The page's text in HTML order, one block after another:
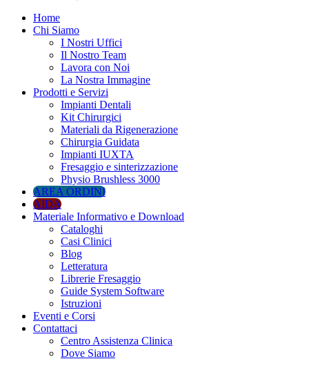
Home
Chi Siamo
I Nostri Uffici
Il Nostro Team
Lavora con Noi
La Nostra Immagine
Prodotti e Servizi
Impianti Dentali
Kit Chirurgici
Materiali da Rigenerazione
Chirurgia Guidata
Impianti IUXTA
Fresaggio e sinterizzazione
Physio Brushless 3000
AREA ORDINI
AIDA
Materiale Informativo e Download
Cataloghi
Casi Clinici
Blog
Letteratura
Librerie Fresaggio
Guide System Software
Istruzioni
Eventi e Corsi
Contattaci
Centro Assistenza Clinica
Dove Siamo